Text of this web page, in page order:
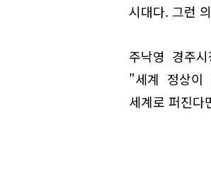
시대다. 그런
주낙영 경주
"세계 정상이
세계로 퍼진다